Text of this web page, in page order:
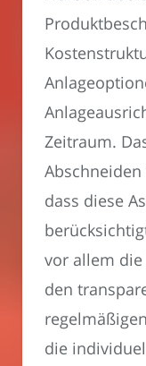
Zeitraum.
dass diese
vor allem die
den
die